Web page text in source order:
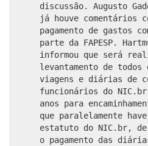
discussão. Augusto
já houve comentários
pagamento de gastos
parte da FAPESP.
informou que será
levantamento de todos
viagens e diárias de
funcionários do
anos para
que paralelamente
estatuto do NIC.br,
o pagamento das